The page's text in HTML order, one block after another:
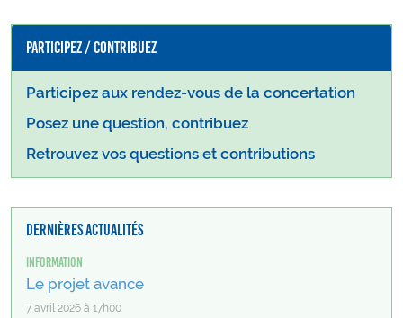
Participez / Contribuez
Participez aux rendez-vous de la concertation
Posez une question, contribuez
Retrouvez vos questions et contributions
Dernières actualités
Information
Le projet avance
7 avril 2026 à 17h00